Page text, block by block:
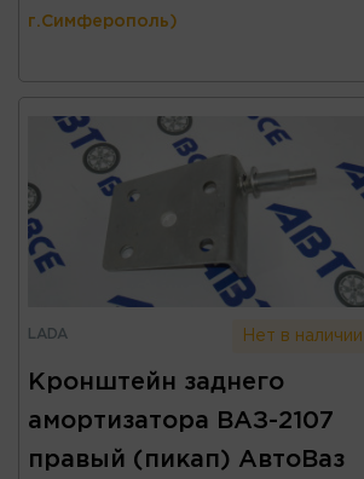
г.Симферополь)
LADA Нет в наличии
Кронштейн заднего
амортизатора ВАЗ-2107
правый (пикап) АвтоВаз